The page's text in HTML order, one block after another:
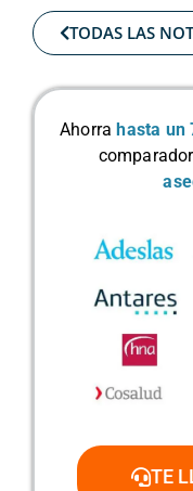
TODAS LAS
Ahorra hasta un
TE